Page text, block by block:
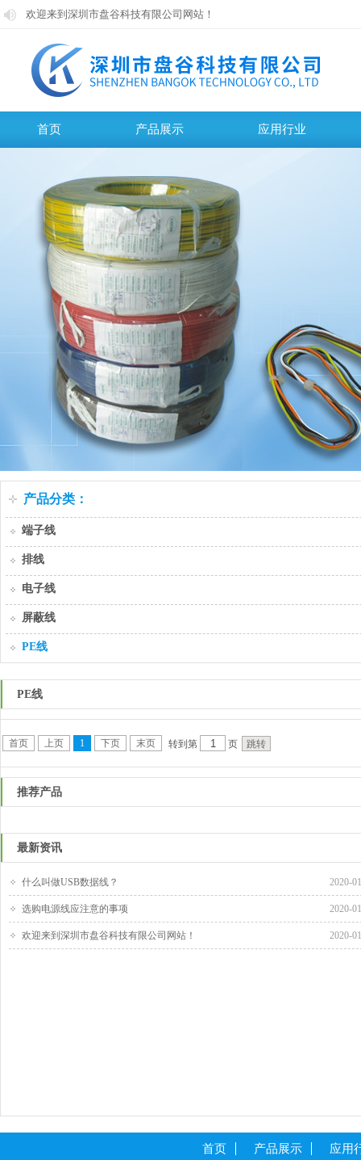
欢迎来到深圳市盘谷科技有限公司网站！
欢迎来到深圳市盘谷科技有限公司网站！
首页 产品展示 应用行业
产品分类：
端子线
排线
电子线
屏蔽线
PE线
PE线
首页 上页 1 下页 末页 转到第 页
推荐产品
最新资讯
2020-
什么叫做USB数据线？
2020-
选购电源线应注意的事项
2020-
欢迎来到深圳市盘谷科技有限公司网站！
首页 产品展示 应用